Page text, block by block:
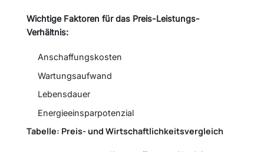
Wichtige Faktoren für das Preis-Leistungs-
Verhältnis:
Anschaffungskosten
Wartungsaufwand
Lebensdauer
Energieeinsparpotenzial
Tabelle: Preis- und Wirtschaftlichkeitsvergleich